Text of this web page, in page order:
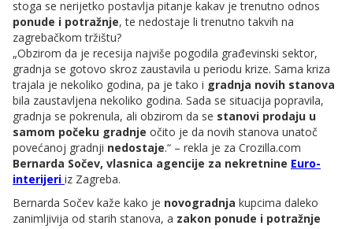
stoga se nerijetko postavlja pitanje kakav je trenutno odnos
ponude i potražnje, te nedostaje li trenutno takvih na
zagrebačkom tržištu?
„Obzirom da je recesija najviše pogodila građevinski sektor,
gradnja se gotovo skroz zaustavila u periodu krize. Sama kriza
trajala je nekoliko godina, pa je tako i gradnja novih stanova
bila zaustavljena nekoliko godina. Sada se situacija popravila,
gradnja se pokrenula, ali obzirom da se stanovi prodaju u
samom počeku gradnje očito je da novih stanova unatoč
povećanoj gradnji nedostaje.“ – rekla je za Crozilla.com
Bernarda Sočev, vlasnica agencije za nekretnine Euro-
interijeri iz Zagreba.
Bernarda Sočev kaže kako je novogradnja kupcima daleko
zanimljivija od starih stanova, a zakon ponude i potražnje